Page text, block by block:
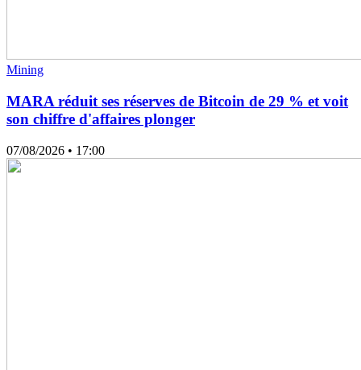
Mining
MARA réduit ses réserves de Bitcoin de 29 % et voit
son chiffre d'affaires plonger
07/08/2026 • 17:00